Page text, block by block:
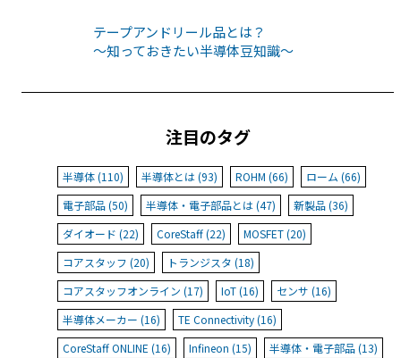
テープアンドリール品とは？
〜知っておきたい半導体豆知識〜
注目のタグ
半導体 (110) 半導体とは (93) ROHM (66)
ローム (66)
電子部品 (50)
半導体・電子部品とは (47)
新製品 (36)
ダイオード (22)
CoreStaff (22)
MOSFET (20)
コアスタッフ (20)
トランジスタ (18)
コアスタッフオンライン (17)
IoT (16)
センサ (16)
半導体メーカー (16)
TE Connectivity (16)
CoreStaff ONLINE (16)
Infineon (15)
半導体・電子部品 (13)